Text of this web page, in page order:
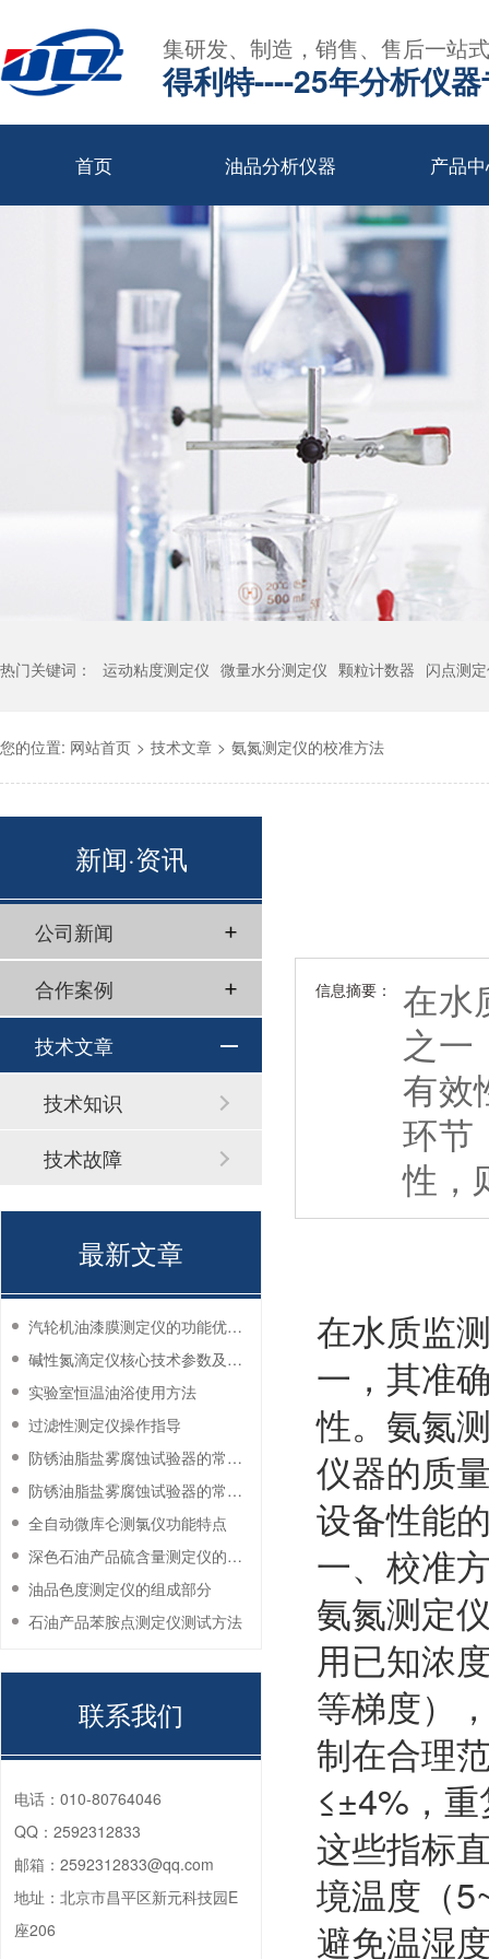
集研发、制造，销售、售后一站
得利特----25年分析仪
首页 油品分析仪器 产品
热门关键词： 运动粘度测定仪 微量水分测定仪 颗粒计数器 闪点测
您的位置: 网站首页 > 技术文章 > 氨氮测定仪的校准方法
信息摘要：
在水
之一
有效
环节
性，
在水质监
一，其准
性。氨氮
仪器的质
设备性能
一、校准
氨氮测定
用已知浓
等梯度）
制在合理
≤±4%，
这些指标
境温度（
避免温湿
新闻·资讯
公司新闻
合作案例
技术文章
技术知识
技术故障
最新文章
汽轮机油漆膜测定仪的功能优势有哪些？
碱性氮滴定仪核心技术参数及应用说明
实验室恒温油浴使用方法
过滤性测定仪操作指导
防锈油脂盐雾腐蚀试验器的常见故障与解决方法
防锈油脂盐雾腐蚀试验器的常见故障与解决方法
全自动微库仑测氯仪功能特点
深色石油产品硫含量测定仪的工作环境要求
油品色度测定仪的组成部分
石油产品苯胺点测定仪测试方法
联系我们
电话： 010-80764046
QQ： 2592312833
邮箱： 2592312833@qq.com
地址： 北京市昌平区新元科技园E
座206